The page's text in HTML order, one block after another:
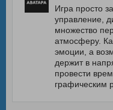
Игра просто
управление,
множество
атмосферу.
эмоции, а
держит в
провести
графическим